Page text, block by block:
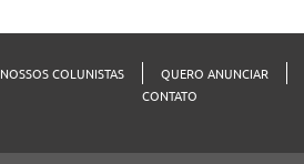
NOSSOS COLUNISTAS QUERO ANUNCIAR
CONTATO